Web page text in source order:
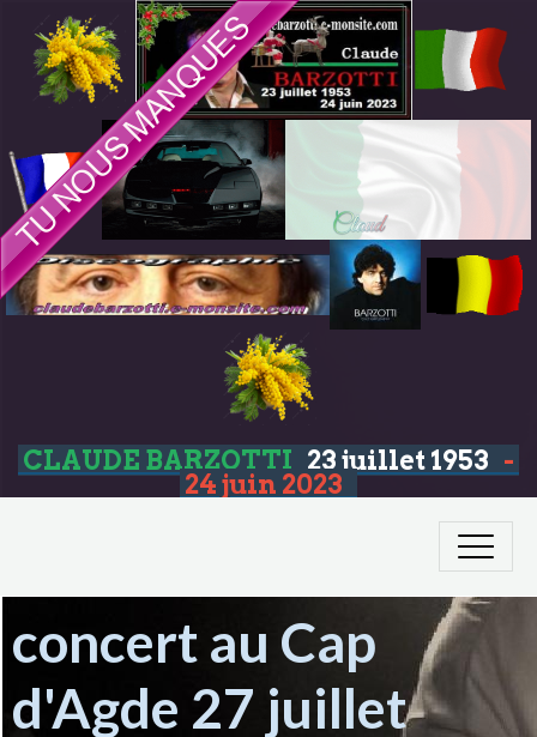
CLAUDE BARZOTTI 23 juillet 1953 -
24 juin 2023
concert au Cap
d'Agde 27 juillet